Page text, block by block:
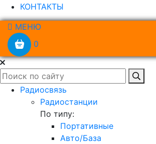
КОНТАКТЫ
МЕНЮ
0
Радиосвязь
Радиостанции
По типу:
Портативные
Авто/База